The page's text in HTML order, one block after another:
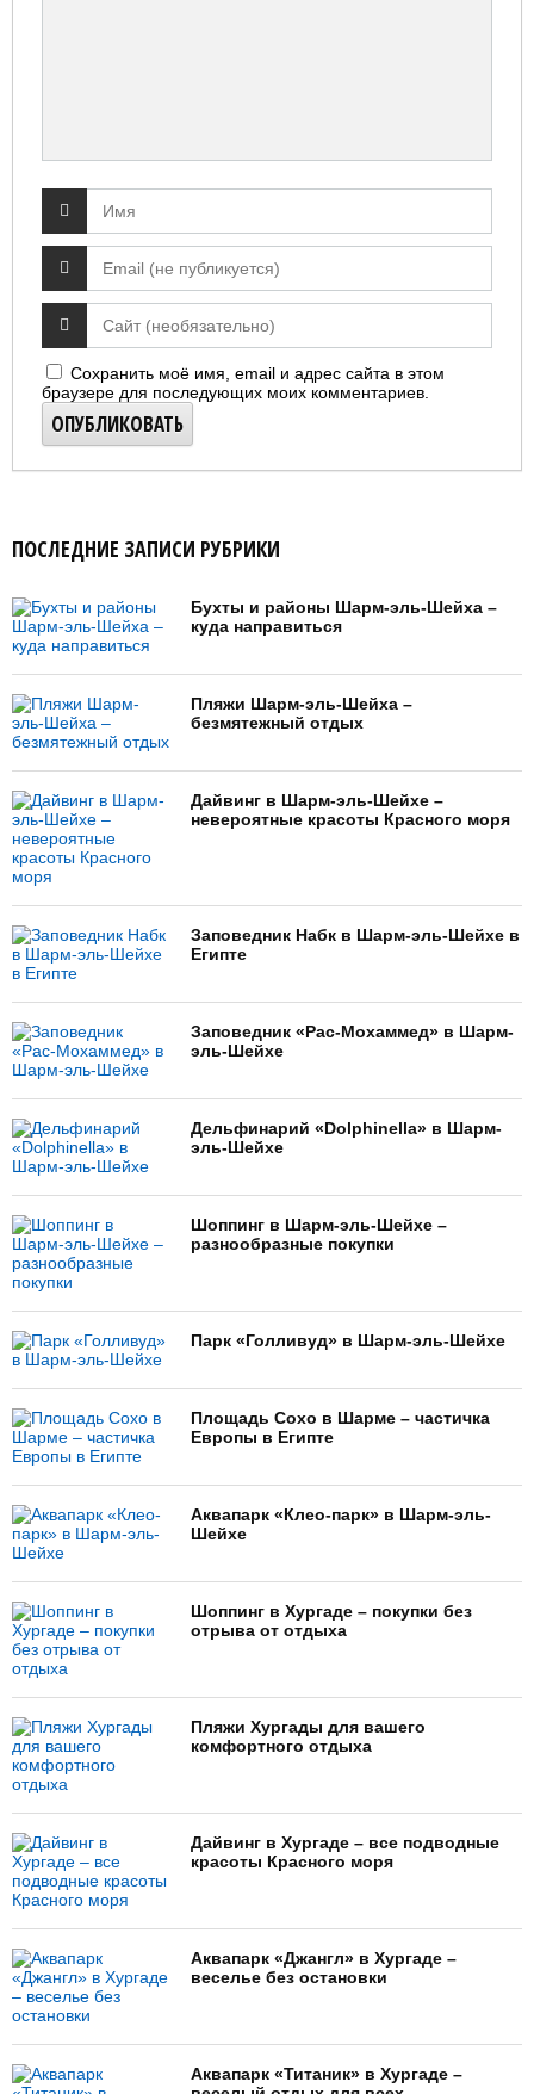
Сохранить моё имя, email и адрес сайта в этом
браузере для последующих моих комментариев.
ПОСЛЕДНИЕ ЗАПИСИ РУБРИКИ
Бухты и районы Шарм-эль-Шейха –
куда направиться
Пляжи Шарм-эль-Шейха –
безмятежный отдых
Дайвинг в Шарм-эль-Шейхе –
невероятные красоты Красного моря
Заповедник Набк в Шарм-эль-Шейхе в
Египте
Заповедник «Рас-Мохаммед» в Шарм-
эль-Шейхе
Дельфинарий «Dolphinella» в Шарм-
эль-Шейхе
Шоппинг в Шарм-эль-Шейхе –
разнообразные покупки
Парк «Голливуд» в Шарм-эль-Шейхе
Площадь Сохо в Шарме – частичка
Европы в Египте
Аквапарк «Клео-парк» в Шарм-эль-
Шейхе
Шоппинг в Хургаде – покупки без
отрыва от отдыха
Пляжи Хургады для вашего
комфортного отдыха
Дайвинг в Хургаде – все подводные
красоты Красного моря
Аквапарк «Джангл» в Хургаде –
веселье без остановки
Аквапарк «Титаник» в Хургаде –